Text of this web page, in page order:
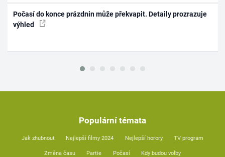
Počasí do konce prázdnin může překvapit. Detaily prozrazuje
výhled
Populární témata
Jak zhubnout Nejlepší filmy 2024 Nejlepší horory TV program
Změna času Partie Počasí Kdy budou volby